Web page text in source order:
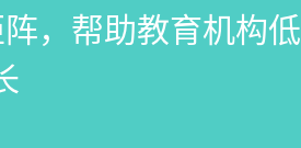
、家长，管理更便
意
营管理系统，全方
，帮助教育机构低